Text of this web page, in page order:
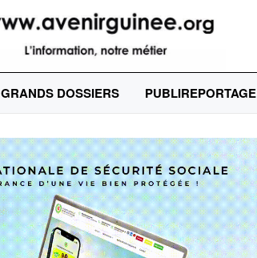
GRANDS DOSSIERS PUBLIREPORTAGE